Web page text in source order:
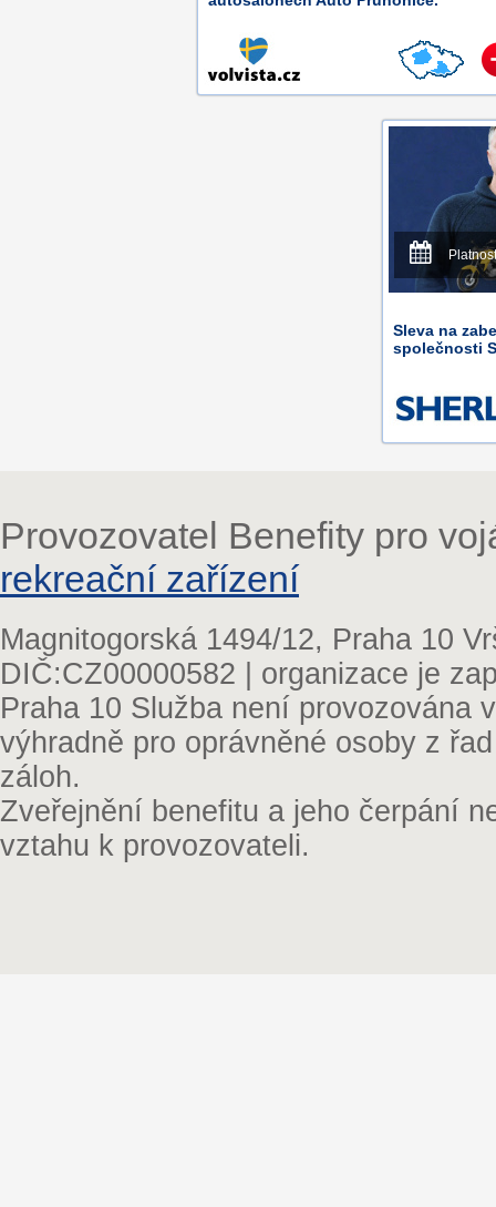
Sleva na
společnosti
Provozovatel Benefity pro
rekreační zařízení
Magnitogorská 1494/12, Praha 10
DIČ:CZ00000582 | organizace je
Praha 10 Služba není provozována
výhradně pro oprávněné osoby z
záloh.
Zveřejnění benefitu a jeho čerpání
vztahu k provozovateli.